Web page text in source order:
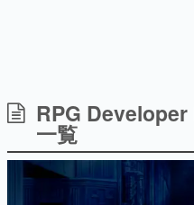
日本のコンテンツ
画です。
日本モバイル
日本のモバイルゲ
ルを網羅するほか
解説を掲載。約20
RPG
一覧